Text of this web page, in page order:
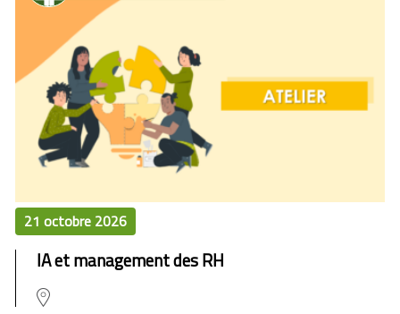
21 octobre 2026
IA et management des RH